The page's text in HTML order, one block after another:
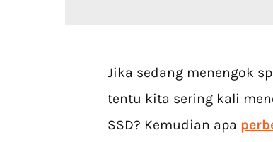
Jika sedang menengok
tentu kita sering kali
SSD? Kemudian apa